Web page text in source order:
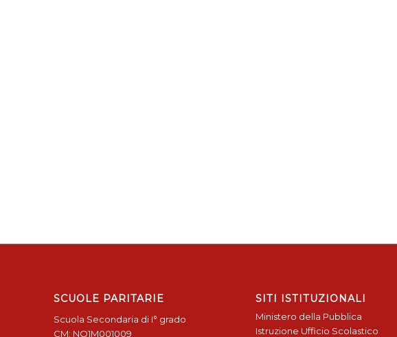
SCUOLE PARITARIE
Scuola Secondaria di I° grado
CM: NO1M001009
SITI ISTITUZIONALI
Ministero della Pubblica
Istruzione Ufficio Scolastico